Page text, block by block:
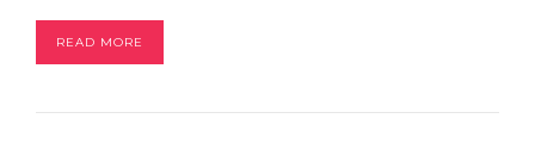
READ MORE